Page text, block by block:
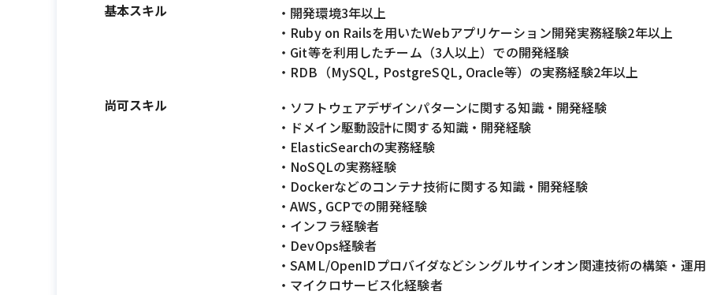
基本スキル
・開発環境3年以上
・Ruby on Railsを用いたWebアプリケーション開発実務経験2年以上
・Git等を利用したチーム（3人以上）での開発経験
・RDB（MySQL, PostgreSQL, Oracle等）の実務経験2年以上
尚可スキル
・ソフトウェアデザインパターンに関する知識・開発経験
・ドメイン駆動設計に関する知識・開発経験
・ElasticSearchの実務経験
・NoSQLの実務経験
・Dockerなどのコンテナ技術に関する知識・開発経験
・AWS, GCPでの開発経験
・インフラ経験者
・DevOps経験者
・SAML/OpenIDプロバイダなどシングルサインオン関連技術の構築・運
・マイクロサービス化経験者